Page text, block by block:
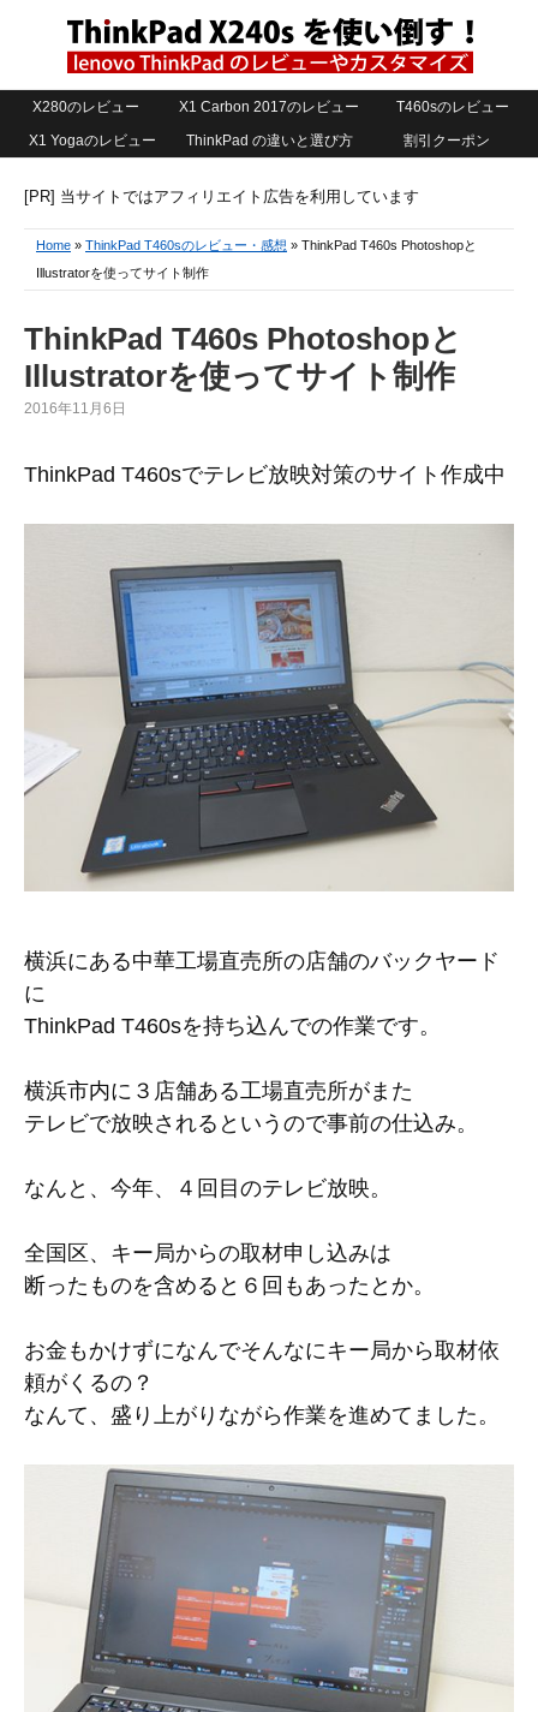
X280のレビュー X1 Carbon 2017のレビュー
T460sのレビュー
X1 Yogaのレビュー
ThinkPad の違いと選び方 割引クーポン
[PR] 当サイトではアフィリエイト広告を利用しています
Home » ThinkPad T460sのレビュー・感想 » ThinkPad T460s Photoshopと
Illustratorを使ってサイト制作
ThinkPad T460s Photoshopと
Illustratorを使ってサイト制作
2016年11月6日
ThinkPad T460sでテレビ放映対策のサイト作成中
横浜にある中華工場直売所の店舗のバックヤード
に
ThinkPad T460sを持ち込んでの作業です。
横浜市内に３店舗ある工場直売所がまた
テレビで放映されるというので事前の仕込み。
なんと、今年、４回目のテレビ放映。
全国区、キー局からの取材申し込みは
断ったものを含めると６回もあったとか。
お金もかけずになんでそんなにキー局から取材依
頼がくるの？
なんて、盛り上がりながら作業を進めてました。